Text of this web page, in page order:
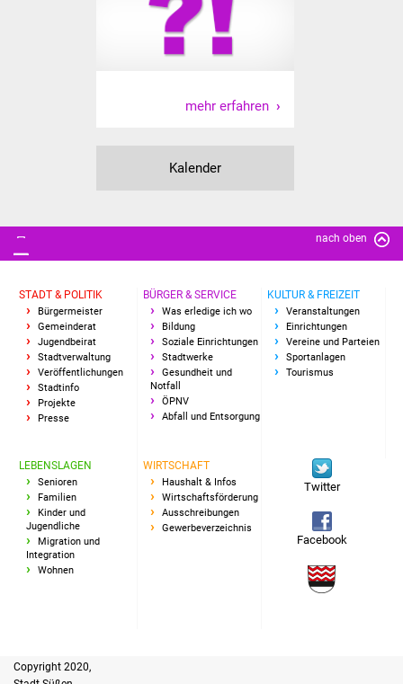
mehr erfahren
Kalender
nach oben
STADT & POLITIK
Bürgermeister
Gemeinderat
Jugendbeirat
Stadtverwaltung
Veröffentlichungen
Stadtinfo
Projekte
Presse
BÜRGER & SERVICE
Was erledige ich wo
Bildung
Soziale Einrichtungen
Stadtwerke
Gesundheit und
Notfall
ÖPNV
Abfall und Entsorgung
KULTUR & FREIZEIT
Veranstaltungen
Einrichtungen
Vereine und Parteien
Sportanlagen
Tourismus
LEBENSLAGEN
Senioren
Familien
Kinder und
Jugendliche
Migration und
Integration
Wohnen
WIRTSCHAFT
Haushalt & Infos
Wirtschaftsförderung
Ausschreibungen
Gewerbeverzeichnis
Twitter
Facebook
Copyright 2020,